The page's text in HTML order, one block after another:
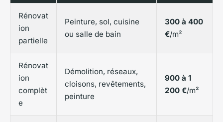
Rénovat
ion
partielle
Peinture, sol, cuisine
ou salle de bain
300 à 400
€/m²
Rénovat
ion
complèt
e
Démolition, réseaux,
cloisons, revêtements,
peinture
900 à 1
200 €/m²